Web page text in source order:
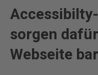
sorgen
Webseite